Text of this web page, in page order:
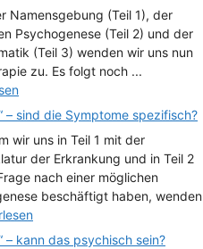
Namensgebung (Teil 1), der
Psychogenese (Teil 2) und der
(Teil 3) wenden wir uns nun
zu. Es folgt noch ...
– sind die Symptome spezifisch?
wir uns in Teil 1 mit der
der Erkrankung und in Teil 2
nach einer möglichen
beschäftigt haben, wenden
– kann das psychisch sein?